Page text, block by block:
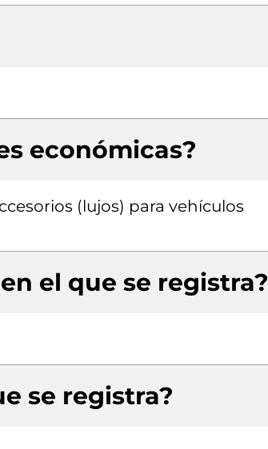
económicas?
(lujos) para vehículos
el que se registra?
se registra?